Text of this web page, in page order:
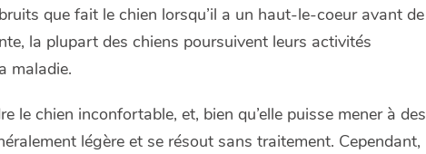
que fait le chien lorsqu’il a un haut-le-coeur avant de
la plupart des chiens poursuivent leurs activités
maladie.
le chien inconfortable, et, bien qu’elle puisse mener à des
légère et se résout sans traitement. Cependant,